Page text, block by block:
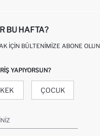
BU HAFTA?
İÇIN BÜLTENIMIZE ABONE OLUN
YAPIYORSUN?
ÇOCUK